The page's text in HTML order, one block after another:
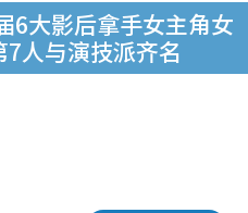
6大影后拿手女主角女
人与演技派齐名